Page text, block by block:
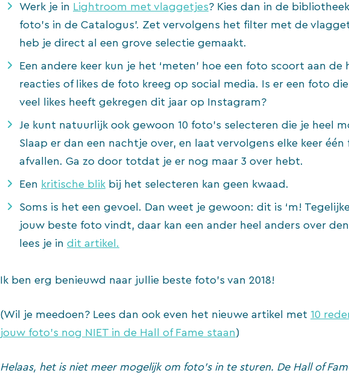
Werk je in Lightroom met vlaggetjes? Kies dan in de
foto’s in de Catalogus’. Zet vervolgens het filter met de
heb je direct al een grove selectie gemaakt.
Een andere keer kun je het ‘meten’ hoe een foto scoort aan de
reacties of likes de foto kreeg op social media. Is er een foto
veel likes heeft gekregen dit jaar op Instagram?
Je kunt natuurlijk ook gewoon 10 foto’s selecteren die je heel
Slaap er dan een nachtje over, en laat vervolgens elke keer één
afvallen. Ga zo door totdat je er nog maar 3 over hebt.
Een kritische blik bij het selecteren kan geen kwaad.
Soms is het een gevoel. Dan weet je gewoon: dit is ‘m!
jouw beste foto vindt, daar kan een ander heel anders over
lees je in dit artikel.
Ik ben erg benieuwd naar jullie beste foto’s van 2018!
(Wil je meedoen? Lees dan ook even het nieuwe artikel met 10
jouw foto’s nog NIET in de Hall of Fame staan)
Helaas, het is niet meer mogelijk om foto’s in te sturen. De Hall of